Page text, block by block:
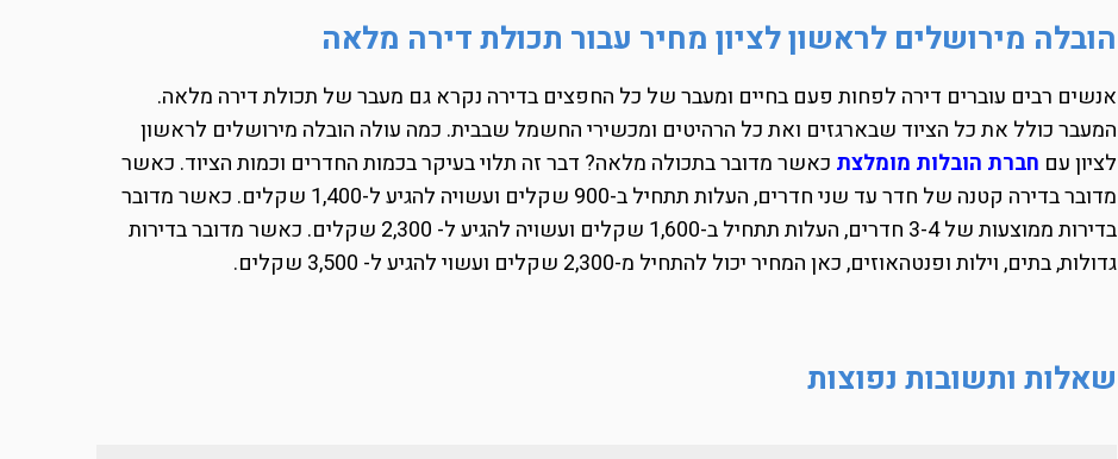
הובלה מירושלים לראשון לציון מחיר עבור תכולת דירה מלאה
אנשים רבים עוברים דירה לפחות פעם בחיים ומעבר של כל החפצים בדירה נקרא גם מעבר של תכולת דירה מלאה.
המעבר כולל את כל הציוד שבארגזים ואת כל הרהיטים ומכשירי החשמל שבבית. כמה עולה הובלה מירושלים לראשון
לציון עם חברת הובלות מומלצת כאשר מדובר בתכולה מלאה? דבר זה תלוי בעיקר בכמות החדרים וכמות הציוד. כאשר
מדובר בדירה קטנה של חדר עד שני חדרים, העלות תתחיל ב-900 שקלים ועשויה להגיע ל-1,400 שקלים. כאשר מדובר
בדירות ממוצעות של 3-4 חדרים, העלות תתחיל ב-1,600 שקלים ועשויה להגיע ל- 2,300 שקלים. כאשר מדובר בדירות
גדולות, בתים, וילות ופנטהאוזים, כאן המחיר יכול להתחיל מ-2,300 שקלים ועשוי להגיע ל- 3,500 שקלים.
שאלות ותשובות נפוצות